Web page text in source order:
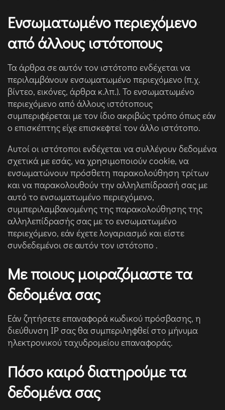
Ενσωματωμένο περιεχόμενο
από άλλους ιστότοπους
Τα άρθρα σε αυτόν τον ιστότοπο ενδέχεται να
περιλαμβάνουν ενσωματωμένο περιεχόμενο (π.χ.
βίντεο, εικόνες, άρθρα κ.λπ.). Το ενσωματωμένο
περιεχόμενο από άλλους ιστότοπους
συμπεριφέρεται με τον ίδιο ακριβώς τρόπο όπως εάν
ο επισκέπτης είχε επισκεφτεί τον άλλο ιστότοπο.
Αυτοί οι ιστότοποι ενδέχεται να συλλέγουν δεδομένα
σχετικά με εσάς, να χρησιμοποιούν cookie, να
ενσωματώνουν πρόσθετη παρακολούθηση τρίτων
και να παρακολουθούν την αλληλεπίδρασή σας με
αυτό το ενσωματωμένο περιεχόμενο,
συμπεριλαμβανομένης της παρακολούθησης της
αλληλεπίδρασής σας με το ενσωματωμένο
περιεχόμενο, εάν έχετε λογαριασμό και είστε
συνδεδεμένοι σε αυτόν τον ιστότοπο .
Με ποιους μοιραζόμαστε τα
δεδομένα σας
Εάν ζητήσετε επαναφορά κωδικού πρόσβασης, η
διεύθυνση IP σας θα συμπεριληφθεί στο μήνυμα
ηλεκτρονικού ταχυδρομείου επαναφοράς.
Πόσο καιρό διατηρούμε τα
δεδομένα σας